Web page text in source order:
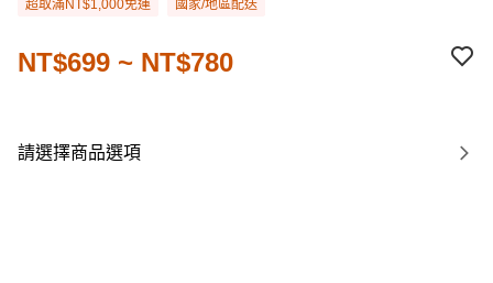
超取滿NT$1,000免運 國家/地區配送
NT$699 ~ NT$780
請選擇商品選項